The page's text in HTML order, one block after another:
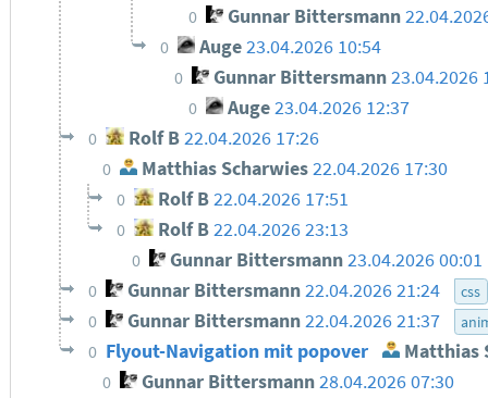
0 Gunnar Bittersmann
0 Auge23.04.2026 10:54
0 Gunnar Bittersmann23.04.2026
0 Auge23.04.2026 12:37
0 Rolf B 22.04.2026 17:26
0 Matthias Scharwies22.04.2026 17:30
0 Rolf B22.04.2026 17:51
0 Rolf B22.04.2026 23:13
0 Gunnar Bittersmann23.04.2026 00:01
0 Gunnar Bittersmann22.04.2026 21:24 css
0 Gunnar Bittersmann22.04.2026 21:37
0 Flyout-Navigation mit popover Matthias
0 Gunnar Bittersmann28.04.2026 07:30